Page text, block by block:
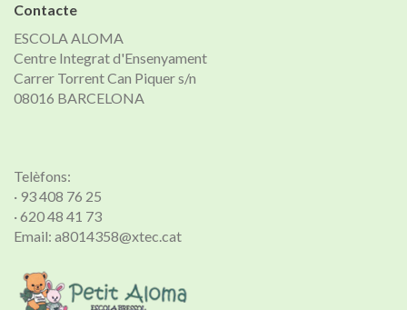
Contacte
ESCOLA ALOMA
Centre Integrat d'Ensenyament
Carrer Torrent Can Piquer s/n
08016 BARCELONA
Telèfons:
· 93 408 76 25
· 620 48 41 73
Email: a8014358@xtec.cat